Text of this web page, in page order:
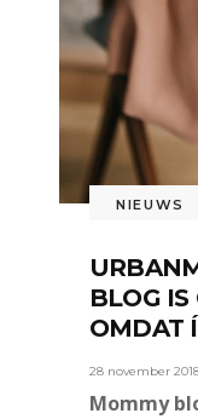
NIEUWS
BLOG
OMDAT
28 november
Mommy